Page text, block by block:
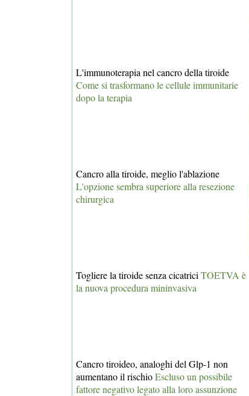
L'immunoterapia nel cancro della tiroide
Come si trasformano le cellule immunitarie
dopo la terapia
Cancro alla tiroide, meglio l'ablazione
L'opzione sembra superiore alla resezione
chirurgica
Togliere la tiroide senza cicatrici TOETVA è
la nuova procedura mininvasiva
Cancro tiroideo, analoghi del Glp-1 non
aumentano il rischioEscluso un possibile
fattore negativo legato alla loro assunzione